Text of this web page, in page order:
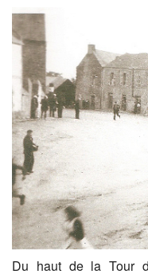
Du haut de la Tour